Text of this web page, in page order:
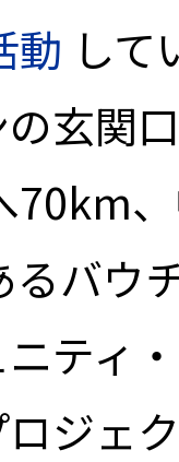
動 して
玄関
70km
るバウ
ティ
ジェ